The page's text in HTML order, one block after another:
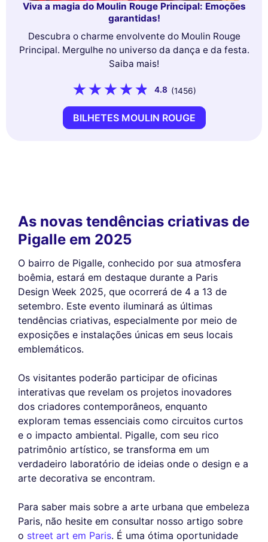
Viva a magia do Moulin Rouge Principal: Emoções
garantidas!
Descubra o charme envolvente do Moulin Rouge
Principal. Mergulhe no universo da dança e da festa.
Saiba mais!
4.8 (1456)
BILHETES MOULIN ROUGE
As novas tendências criativas de
Pigalle em 2025
O bairro de Pigalle, conhecido por sua atmosfera
boêmia, estará em destaque durante a Paris
Design Week 2025, que ocorrerá de 4 a 13 de
setembro. Este evento iluminará as últimas
tendências criativas, especialmente por meio de
exposições e instalações únicas em seus locais
emblemáticos.
Os visitantes poderão participar de oficinas
interativas que revelam os projetos inovadores
dos criadores contemporâneos, enquanto
exploram temas essenciais como circuitos curtos
e o impacto ambiental. Pigalle, com seu rico
patrimônio artístico, se transforma em um
verdadeiro laboratório de ideias onde o design e a
arte decorativa se encontram.
Para saber mais sobre a arte urbana que embeleza
Paris, não hesite em consultar nosso artigo sobre
o street art em Paris. É uma ótima oportunidade